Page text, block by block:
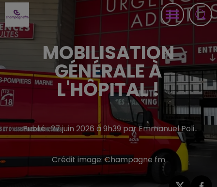
MOBILISATION
GÉNÉRALE À
L'HÔPITAL !
Publié : 27 juin 2026 à 9h39 par Emmanuel Poli
Crédit image:Champagne fm